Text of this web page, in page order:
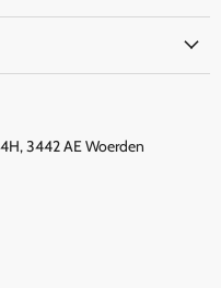
3442 AE Woerden